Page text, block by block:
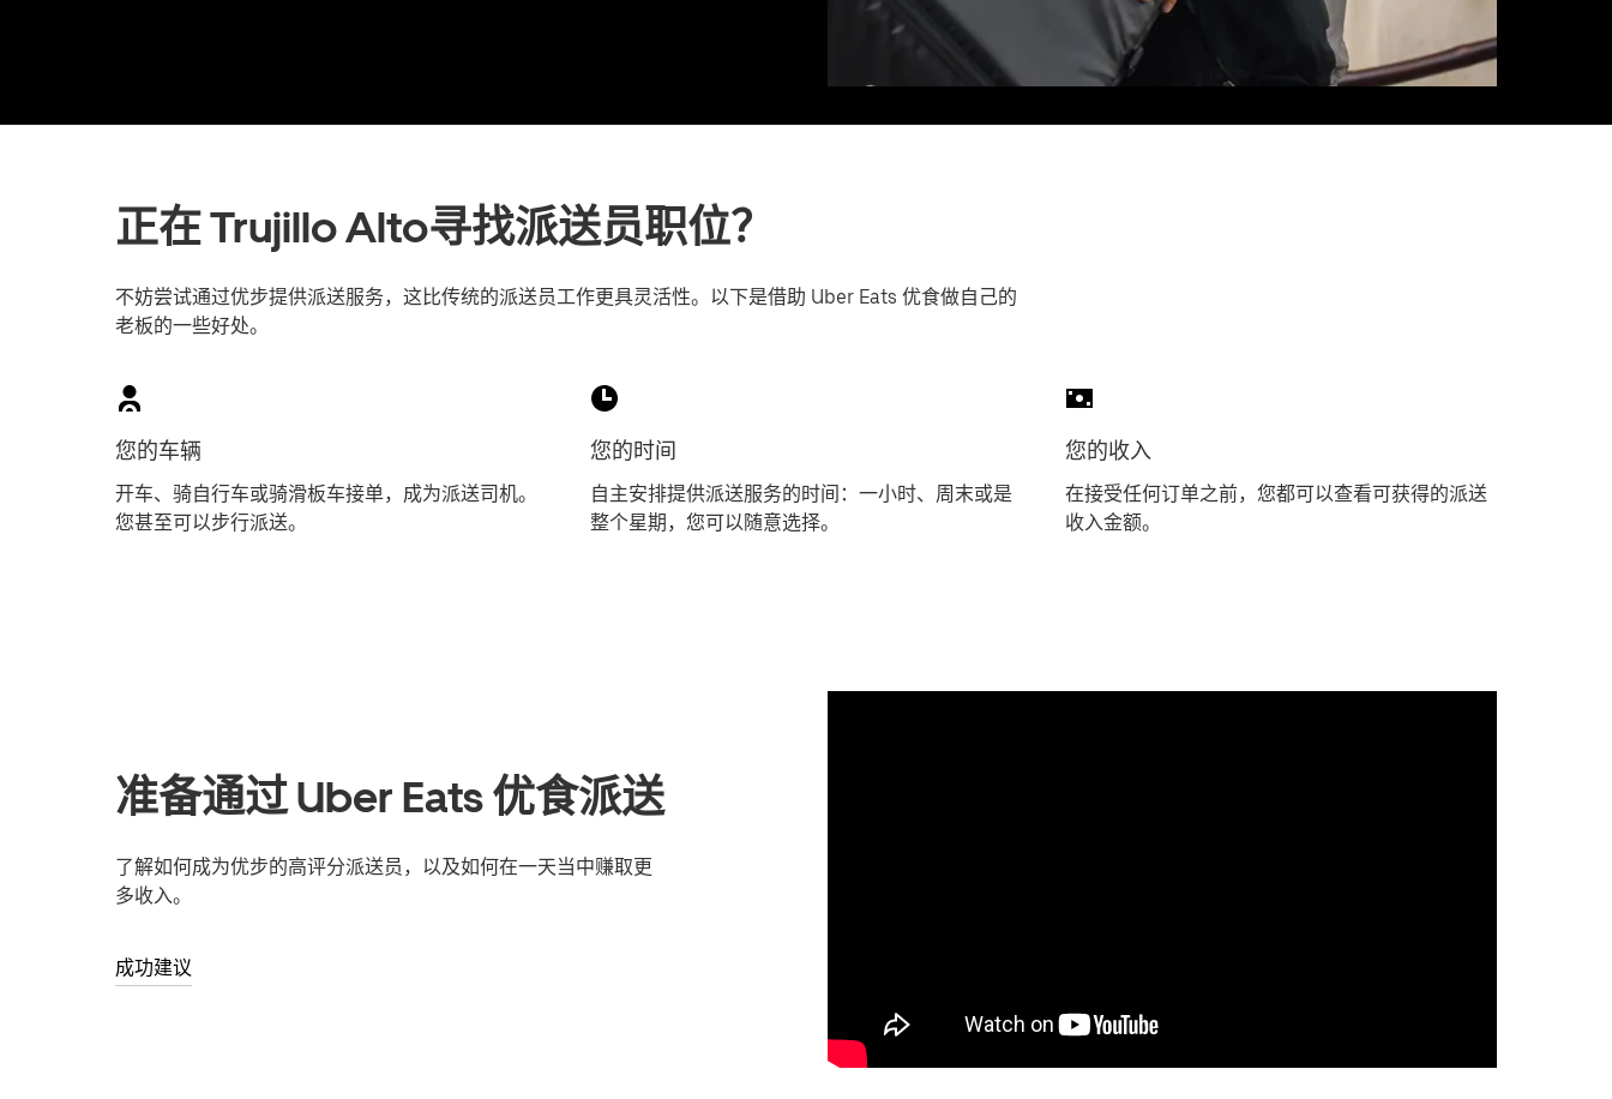
正在 Trujillo Alto寻找派送员职位？
不妨尝试通过优步提供派送服务，这比传统的派送员工作更具灵活性。以下是借助 Uber Eats 优食做自己的
老板的一些好处。
您的车辆
开车、骑自行车或骑滑板车接单，成为派送司机。
您甚至可以步行派送。
您的时间
自主安排提供派送服务的时间：一小时、周末或是
整个星期，您可以随意选择。
您的收入
在接受任何订单之前，您都可以查看可获得的派送
收入金额。
准备通过 Uber Eats 优食派送
了解如何成为优步的高评分派送员，以及如何在一天当中赚取更
多收入。
成功建议